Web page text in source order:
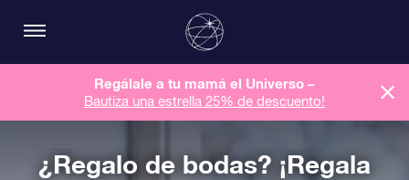
Regálale a tu mamá el Universo –
Bautiza una estrella 25% de descuento!
¿Regalo de bodas? ¡Regala